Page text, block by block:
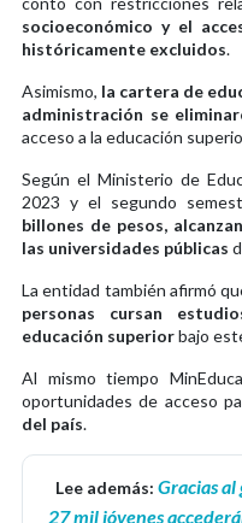
socioeconómico y el
históricamente excluidos.
Asimismo, la cartera de
administración se
acceso a la educación
Según el Ministerio de
2023 y el segundo
billones de pesos,
las universidades públicas
La entidad también afirmó
personas cursan
educación superiorbajo
Al mismo tiempo
oportunidades de acceso
del país.
Lee además: Gracias
27 mil jóvenes